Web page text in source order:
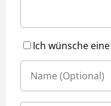
Ich wünsche